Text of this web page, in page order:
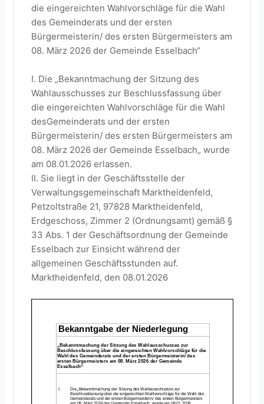
die eingereichten Wahlvorschläge für die Wahl
des Gemeinderats und der ersten
Bürgermeisterin/ des ersten Bürgermeisters am
08. März 2026 der Gemeinde Esselbach“
I. Die „Bekanntmachung der Sitzung des
Wahlausschusses zur Beschlussfassung über
die eingereichten Wahlvorschläge für die Wahl
desGemeinderats und der ersten
Bürgermeisterin/ des ersten Bürgermeisters am
08. März 2026 der Gemeinde Esselbach„ wurde
am 08.01.2026 erlassen.
II. Sie liegt in der Geschäftsstelle der
Verwaltungsgemeinschaft Marktheidenfeld,
Petzoltstraße 21, 97828 Marktheidenfeld,
Erdgeschoss, Zimmer 2 (Ordnungsamt) gemäß §
33 Abs. 1 der Geschäftsordnung der Gemeinde
Esselbach zur Einsicht während der
allgemeinen Geschäftsstunden auf.
Marktheidenfeld, den 08.01.2026